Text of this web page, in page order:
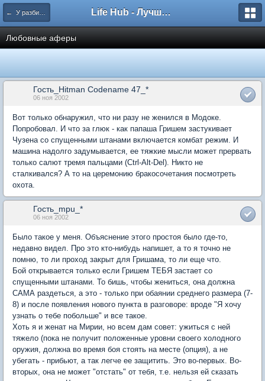
← У разбитого Хайвеймена Life Hub - Лучшие компьютерные игры мира
Любовные аферы
Гость_Hitman Codename 47_*
06 ноя 2002
Вот только обнаружил, что ни разу не женился в Модоке.
Попробовал. И что за глюк - как папаша Гришем застукивает
Чузена со спущенными штанами включается комбат режим. И
машина надолго задумывается, ее тяжкие мысли может прервать
только салют тремя пальцами (Ctrl-Alt-Del). Никто не
сталкивался? А то на церемонию бракосочетания посмотреть
охота.
Гость_mpu_*
06 ноя 2002
Было такое у меня. Объяснение этого простоя было где-то,
недавно видел. Про это кто-нибудь напишет, а то я точно не
помню, то ли проход закрыт для Гришама, то ли еще что.
Бой открывается только если Гришем ТЕБЯ застает со
спущенными штанами. То бишь, чтобы жениться, она должна
САМА раздеться, а это - только при обаянии среднего размера (7-
8) и после появления нового пункта в разговоре: вроде "Я хочу
узнать о тебе побольше" и все такое.
Хоть я и женат на Мирии, но всем дам совет: ужиться с ней
тяжело (пока не получит положенные уровни своего холодного
оружия, должна во время боя стоять на месте (опция), а не
убегать - прибьют, а так легче ее защитить. Это во-первых. Во-
вторых, она не может "отстать" от тебя, т.е. нельзя ей сказать